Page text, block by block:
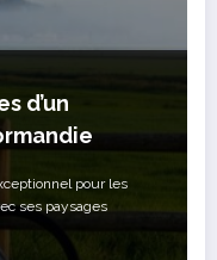
d’un
pour les
ses paysages